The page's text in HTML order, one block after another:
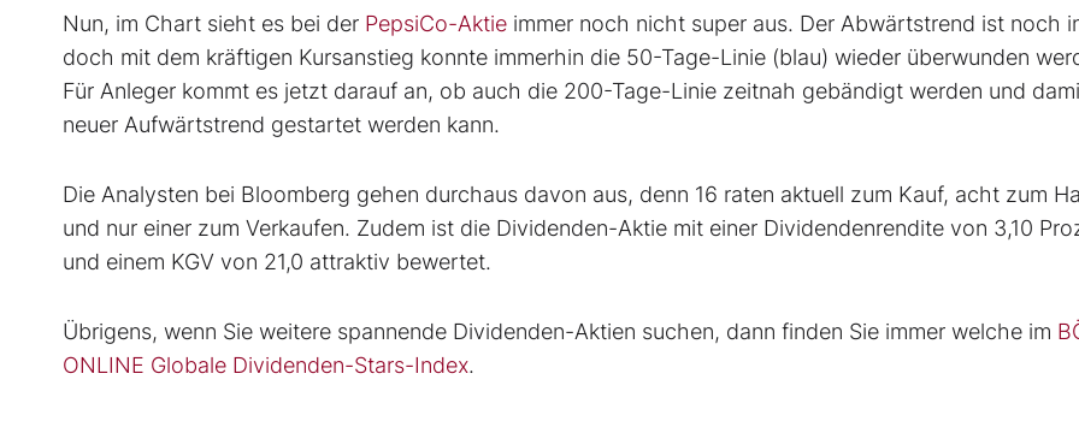
Nun, im Chart sieht es bei der PepsiCo-Aktie immer noch nicht super aus. Der Abwärtstrend ist noch
doch mit dem kräftigen Kursanstieg konnte immerhin die 50-Tage-Linie (blau) wieder überwunden
Für Anleger kommt es jetzt darauf an, ob auch die 200-Tage-Linie zeitnah gebändigt werden und
neuer Aufwärtstrend gestartet werden kann.
Die Analysten bei Bloomberg gehen durchaus davon aus, denn 16 raten aktuell zum Kauf, acht zum
und nur einer zum Verkaufen. Zudem ist die Dividenden-Aktie mit einer Dividendenrendite von 3,10
und einem KGV von 21,0 attraktiv bewertet.
Übrigens, wenn Sie weitere spannende Dividenden-Aktien suchen, dann finden Sie immer welche im
ONLINE Globale Dividenden-Stars-Index.